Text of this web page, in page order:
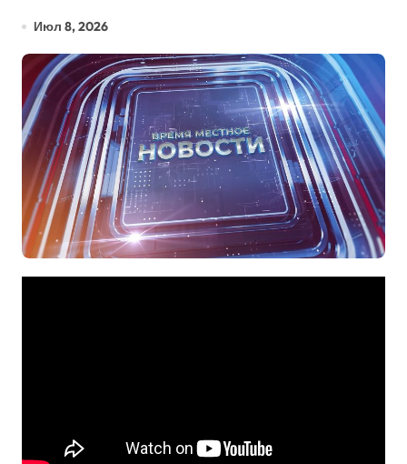
Июл 8, 2026